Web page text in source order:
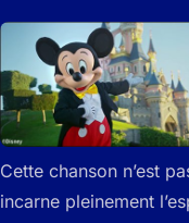
Cette chanson n’est
incarne pleinement